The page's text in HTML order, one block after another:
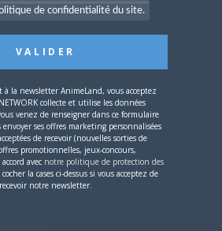
0
de confidentialité du site.
à la newsletter AnimeLand, vous acceptez
collecte et utilise les données
venez de renseigner dans ce formulaire
ses offres marketing personnalisées
de recevoir (nouvelles sorties de
promotionnelles, jeux-concours,
avec notre politique de protection des
la cases ci-dessus si vous acceptez de
recevoir notre newsletter.